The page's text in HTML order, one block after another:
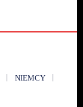
NIEMCY